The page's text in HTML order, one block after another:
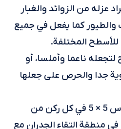
عزله من الزوائد والغبار
والطيور كما يفعل في جميع
للأسطح المختلفة.
ناعما وأملسا، أو
جدا والحرص على جعلها
بدء عمل زوايا بمقاس 5 × 5 في كل ركن من
في منطقة التقاء الجدران مع